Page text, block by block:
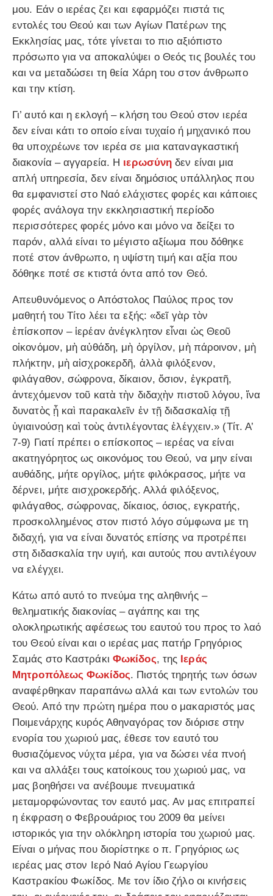
μου. Εάν ο ιερέας ζει και εφαρμόζει πιστά τις
εντολές του Θεού και των Αγίων Πατέρων της
Εκκλησίας μας, τότε γίνεται το πιο αξιόπιστο
πρόσωπο για να αποκαλύψει ο Θεός τις βουλές του
και να μεταδώσει τη θεία Χάρη του στον άνθρωπο
και την κτίση.
Γι’ αυτό και η εκλογή – κλήση του Θεού στον ιερέα
δεν είναι κάτι το οποίο είναι τυχαίο ή μηχανικό που
θα υποχρέωνε τον ιερέα σε μια καταναγκαστική
διακονία – αγγαρεία. Η ιερωσύνη δεν είναι μια
απλή υπηρεσία, δεν είναι δημόσιος υπάλληλος που
θα εμφανιστεί στο Ναό ελάχιστες φορές και κάποιες
φορές ανάλογα την εκκλησιαστική περίοδο
περισσότερες φορές μόνο και μόνο να δείξει το
παρόν, αλλά είναι το μέγιστο αξίωμα που δόθηκε
ποτέ στον άνθρωπο, η υψίστη τιμή και αξία που
δόθηκε ποτέ σε κτιστά όντα από τον Θεό.
Απευθυνόμενος ο Απόστολος Παύλος προς τον
μαθητή του Τίτο λέει τα εξής: «δεῖ γὰρ τὸν
ἐπίσκοπον – ἱερέαν ἀνέγκλητον εἶναι ὡς Θεοῦ
οἰκονόμον, μὴ αὐθάδη, μὴ ὀργίλον, μὴ πάροινον, μὴ
πλήκτην, μὴ αἰσχροκερδῆ, ἀλλὰ φιλόξενον,
φιλάγαθον, σώφρονα, δίκαιον, ὅσιον, ἐγκρατῆ,
ἀντεχόμενον τοῦ κατὰ τὴν διδαχὴν πιστοῦ λόγου, ἵνα
δυνατὸς ᾖ καὶ παρακαλεῖν ἐν τῇ διδασκαλίᾳ τῇ
ὑγιαινούσῃ καὶ τοὺς ἀντιλέγοντας ἐλέγχειν.» (Τίτ. Α’
7-9) Γιατί πρέπει ο επίσκοπος – ιερέας να είναι
ακατηγόρητος ως οικονόμος του Θεού, να μην είναι
αυθάδης, μήτε οργίλος, μήτε φιλόκρασος, μήτε να
δέρνει, μήτε αισχροκερδής. Αλλά φιλόξενος,
φιλάγαθος, σώφρονας, δίκαιος, όσιος, εγκρατής,
προσκολλημένος στον πιστό λόγο σύμφωνα με τη
διδαχή, για να είναι δυνατός επίσης να προτρέπει
στη διδασκαλία την υγιή, και αυτούς που αντιλέγουν
να ελέγχει.
Κάτω από αυτό το πνεύμα της αληθινής –
θεληματικής διακονίας – αγάπης και της
ολοκληρωτικής αφέσεως του εαυτού του προς το λαό
του Θεού είναι και ο ιερέας μας πατήρ Γρηγόριος
Σαμάς στο Καστράκι Φωκίδος, της Ιεράς
Μητροπόλεως Φωκίδος. Πιστός τηρητής των όσων
αναφέρθηκαν παραπάνω αλλά και των εντολών του
Θεού. Από την πρώτη ημέρα που ο μακαριστός μας
Ποιμενάρχης κυρός Αθηναγόρας τον διόρισε στην
ενορία του χωριού μας, έθεσε τον εαυτό του
θυσιαζόμενος νύχτα μέρα, για να δώσει νέα πνοή
και να αλλάξει τους κατοίκους του χωριού μας, να
μας βοηθήσει να ανέβουμε πνευματικά
μεταμορφώνοντας τον εαυτό μας. Αν μας επιτραπεί
η έκφραση ο Φεβρουάριος του 2009 θα μείνει
ιστορικός για την ολόκληρη ιστορία του χωριού μας.
Είναι ο μήνας που διορίστηκε ο π. Γρηγόριος ως
ιερέας μας στον Ιερό Ναό Αγίου Γεωργίου
Καστρακίου Φωκίδος. Με τον ίδιο ζήλο οι κινήσεις